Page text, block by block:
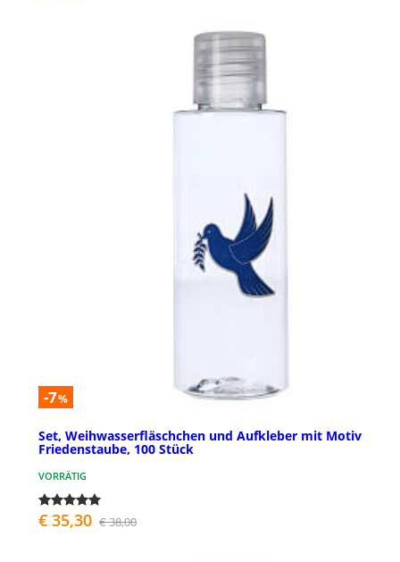
-7%
Set, Weihwasserfläschchen und Aufkleber mit Motiv
Friedenstaube, 100 Stück
VORRÄTIG
€ 35,30 € 38,00